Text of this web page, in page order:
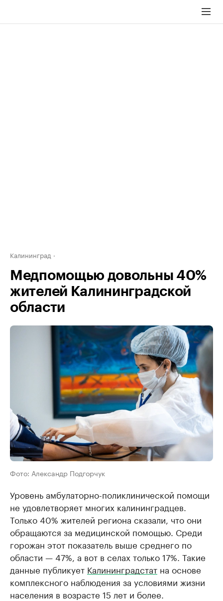
Калининград
Медпомощью довольны 40%
жителей Калининградской
области
Фото: Александр Подгорчук
Уровень амбулаторно-поликлинической помощи
не удовлетворяет многих калининградцев.
Только 40% жителей региона сказали, что они
обращаются за медицинской помощью. Среди
горожан этот показатель выше среднего по
области — 47%, а вот в селах только 17%. Такие
данные публикует Калининградстат на основе
комплексного наблюдения за условиями жизни
населения в возрасте 15 лет и более.